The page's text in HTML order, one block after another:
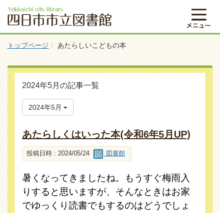
トップページ あたらしいこどもの本
2024年5月の記事一覧
2024年5月
あたらしくはいった本(令和6年5月UP)
投稿日時 : 2024/05/24 図書館
暑くなってきましたね。もうすぐ梅雨入
りすると思いますが、そんなときはお家
でゆっくり読書でもするのはどうでしょ